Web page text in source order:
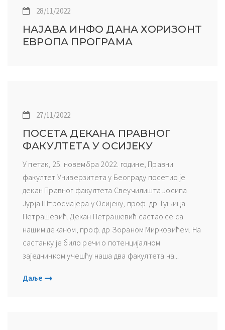
28/11/2022
НАЈАВA ИНФО ДАНА ХОРИЗОНТ
ЕВРОПА ПРОГРАМА
27/11/2022
ПОСЕТА ДЕКАНА ПРАВНОГ
ФАКУЛТЕТА У ОСИЈЕКУ
У петак, 25. новембра 2022. године, Правни
факултет Универзитета у Београду посетио је
декан Правног факултета Свеучилишта Јосипа
Јурја Штросмајера у Осијеку, проф. др Туњица
Петрашевић. Декан Петрашевић састао се са
нашим деканом, проф. др Зораном Мирковићем. На
састанку је било речи о потенцијалном
заједничком учешћу наша два факултета на...
Даље